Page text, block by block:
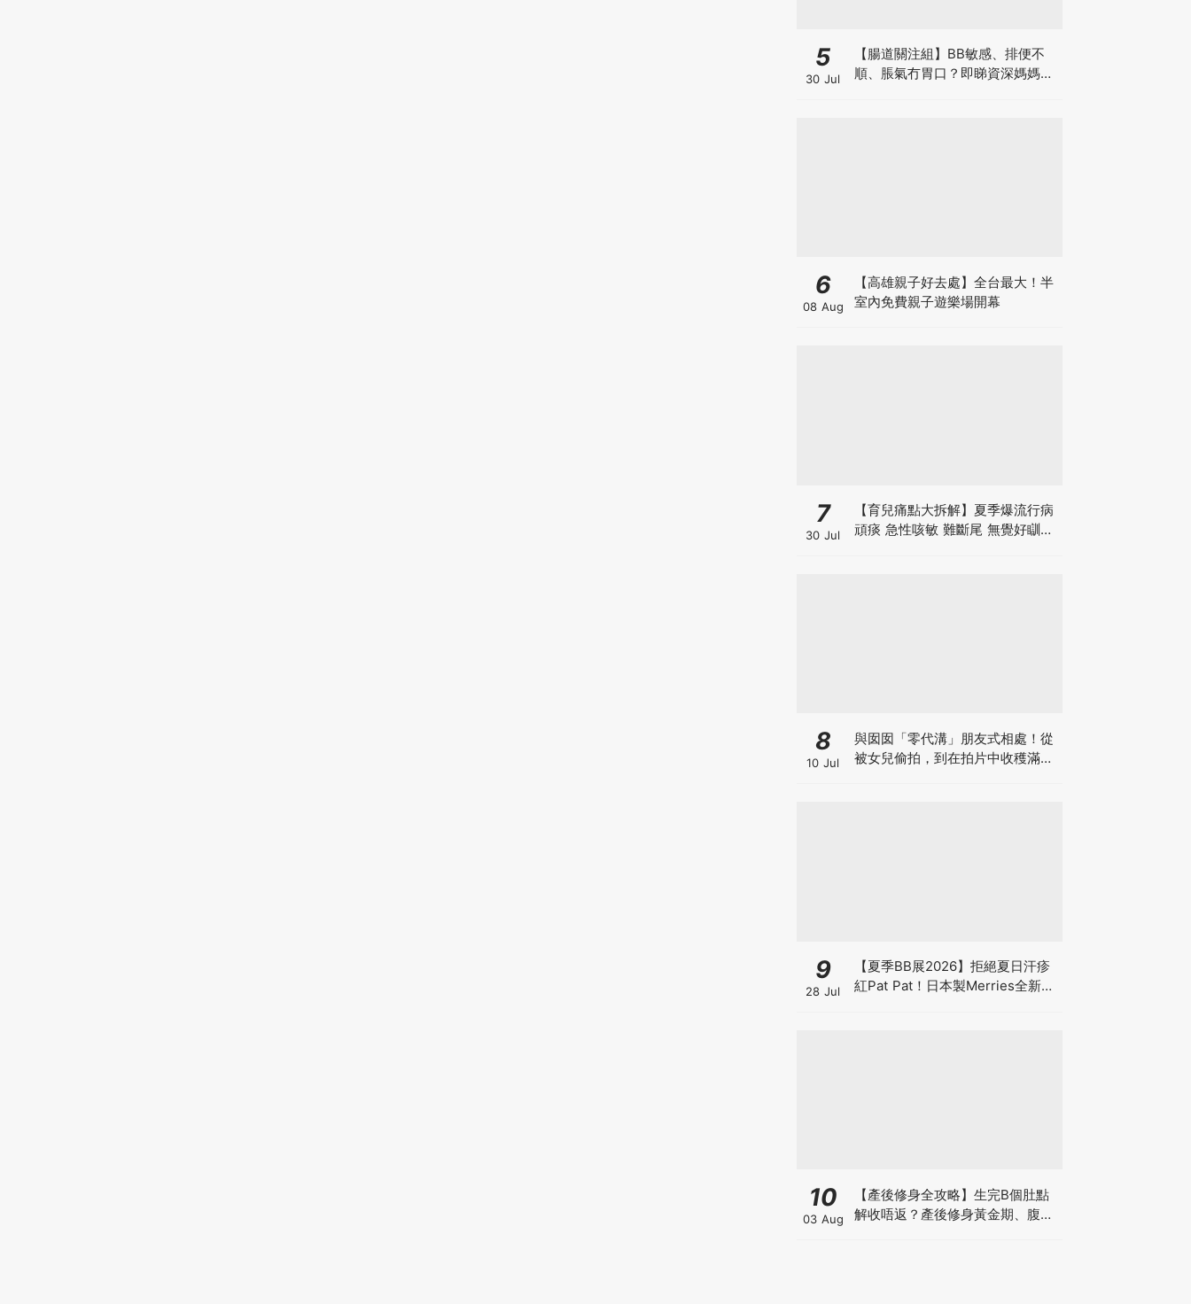
5
30 Jul
【腸道關注組】BB敏感、排便不
順、脹氣冇胃口？即睇資深媽媽分
6
08 Aug
【高雄親子好去處】全台最大！半
室內免費親子遊樂場開幕
7
30 Jul
【育兒痛點大拆解】夏季爆流行病
頑痰 急性咳敏 難斷尾 無覺好瞓？
8
10 Jul
與囡囡「零代溝」朋友式相處！從
被女兒偷拍，到在拍片中收穫滿足
9
28 Jul
【夏季BB展2026】拒絕夏日汗疹
紅Pat Pat！日本製Merries全新超
10
03 Aug
【產後修身全攻略】生完B個肚點
解收唔返？產後修身黃金期、腹直